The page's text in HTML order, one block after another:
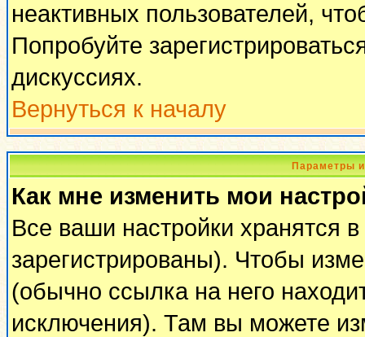
неактивных пользователей,
Попробуйте
дискуссиях.
Вернуться к началу
Параметры
Как мне изменить мои
Все ваши настройки хранятся
зарегистрированы). Чтобы
(обычно ссылка на него
исключения). Там вы можете